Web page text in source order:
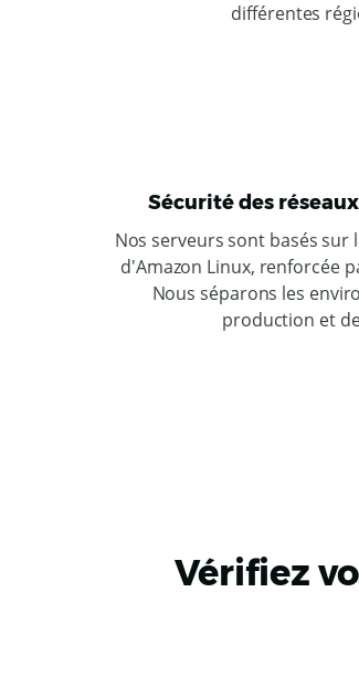
différentes
Sécurité des
Nos serveurs sont basés sur
d'Amazon Linux, renforcée
Nous séparons les
production et
Vérifiez